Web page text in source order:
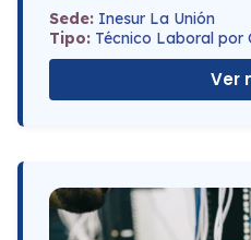
Sede: Inesur La Unión
Tipo: Técnico Laboral por
Ver